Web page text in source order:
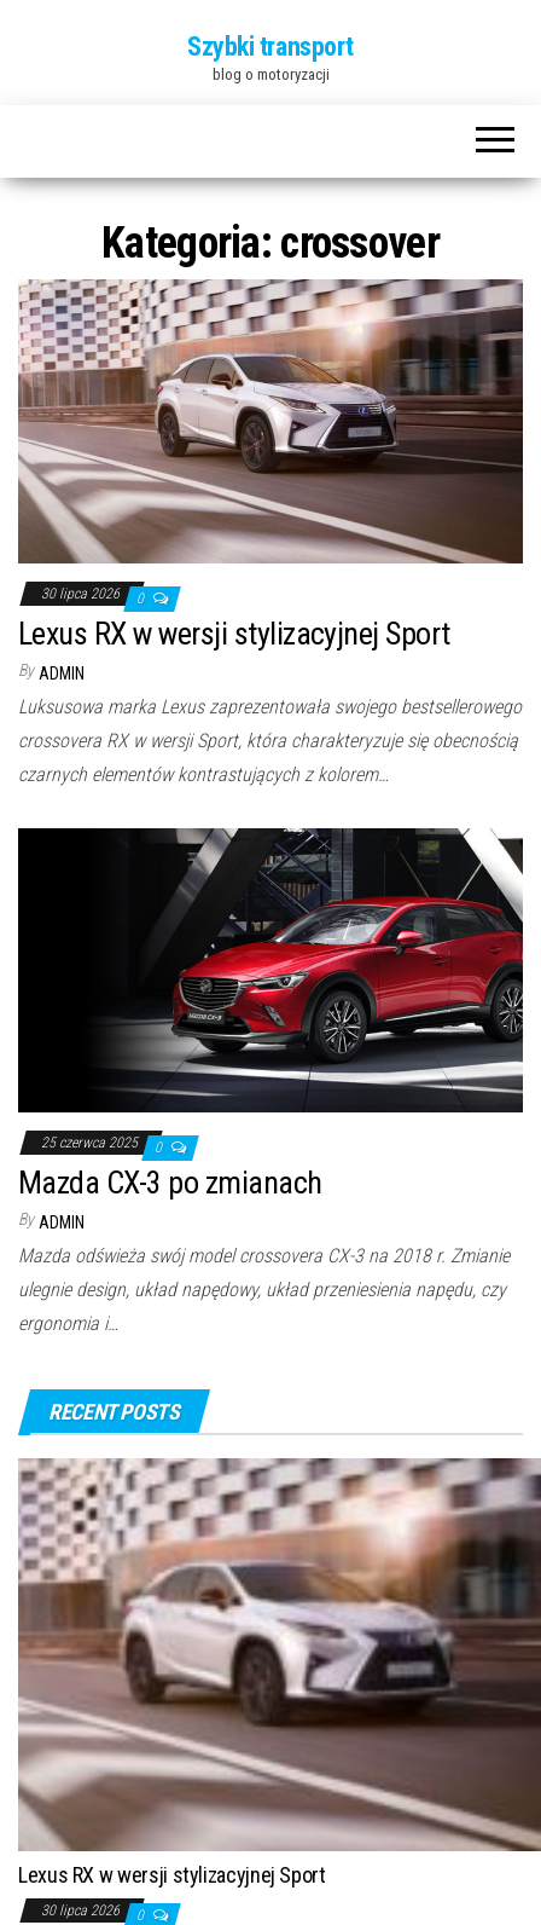
Szybki transport
blog o motoryzacji
Kategoria: crossover
30 lipca 2026 0
Lexus RX w wersji stylizacyjnej Sport
By ADMIN
Luksusowa marka Lexus zaprezentowała swojego bestsellerowego
crossovera RX w wersji Sport, która charakteryzuje się obecnością
czarnych elementów kontrastujących z kolorem…
25 czerwca 2025 0
Mazda CX-3 po zmianach
By ADMIN
Mazda odświeża swój model crossovera CX-3 na 2018 r. Zmianie
ulegnie design, układ napędowy, układ przeniesienia napędu, czy
ergonomia i…
RECENT POSTS
Lexus RX w wersji stylizacyjnej Sport
30 lipca 2026 0